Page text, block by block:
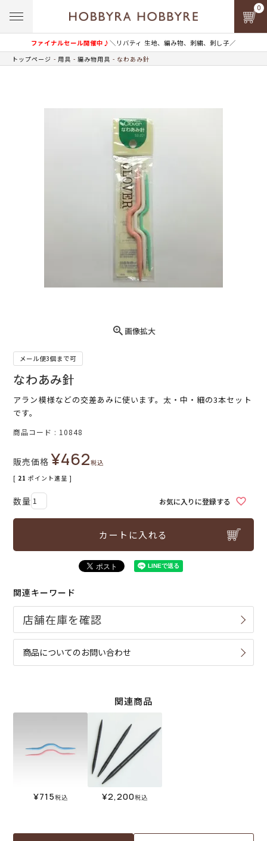
ファイナルセール開催中♪＼リバティ 生地、編み物、刺繍、刺し子／
0
トップページ 用具 編み物用具 なわあみ針
画像拡大
メール便3個まで可
なわあみ針
アラン模様などの交差あみに使います。太・中・細の3本セット
です。
商品コード 10848
販売価格 ¥462税込
[ 21 ポイント進呈 ]
お気に入りに登録する
カートに入れる
関連キーワード
商品についてのお問い合わせ
関連商品
¥715税込 ¥2,200税込